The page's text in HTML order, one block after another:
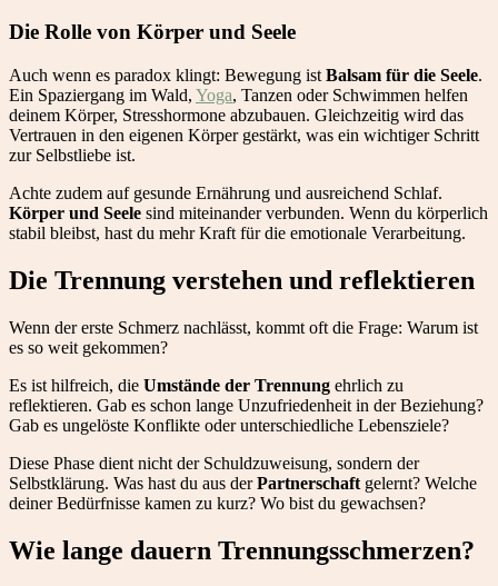
Die Rolle von Körper und Seele
Auch wenn es paradox klingt: Bewegung ist Balsam für die Seele.
Ein Spaziergang im Wald, Yoga, Tanzen oder Schwimmen helfen
deinem Körper, Stresshormone abzubauen. Gleichzeitig wird das
Vertrauen in den eigenen Körper gestärkt, was ein wichtiger Schritt
zur Selbstliebe ist.
Achte zudem auf gesunde Ernährung und ausreichend Schlaf.
Körper und Seele sind miteinander verbunden. Wenn du körperlich
stabil bleibst, hast du mehr Kraft für die emotionale Verarbeitung.
Die Trennung verstehen und reflektieren
Wenn der erste Schmerz nachlässt, kommt oft die Frage: Warum ist
es so weit gekommen?
Es ist hilfreich, die Umstände der Trennung ehrlich zu
reflektieren. Gab es schon lange Unzufriedenheit in der Beziehung?
Gab es ungelöste Konflikte oder unterschiedliche Lebensziele?
Diese Phase dient nicht der Schuldzuweisung, sondern der
Selbstklärung. Was hast du aus derPartnerschaft gelernt? Welche
deiner Bedürfnisse kamen zu kurz? Wo bist du gewachsen?
Wie lange dauern Trennungsschmerzen?